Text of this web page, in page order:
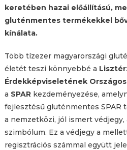
keretében hazai előállítású,
gluténmentes termékekkel
kínálata.
Több tízezer magyarországi
életét teszi könnyebbé a
Érdekképviseletének
a SPARkezdeményezése,
fejlesztésű gluténmentes SPAR
a nemzetközi, jól ismert
szimbólum. Ez a védjegy a
regisztrációs számmal együtt